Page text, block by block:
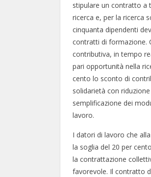
stipulare un contratto a
ricerca e, per la ricerca
cinquanta dipendenti
contratti di formazione.
contributiva, in tempo
pari opportunità nella
cento lo sconto di
solidarietà con
semplificazione dei
lavoro.
I datori di lavoro che
la soglia del 20 per
la contrattazione
favorevole. Il contratto